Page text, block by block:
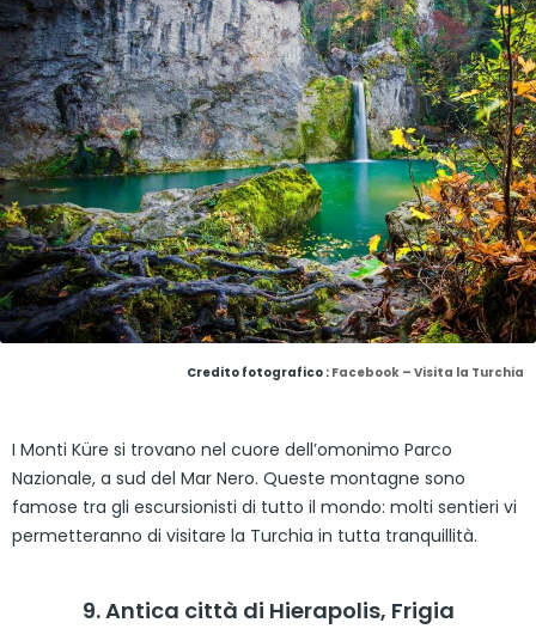
Credito fotografico : Facebook – Visita la Turchia
I Monti Küre si trovano nel cuore dell’omonimo Parco
Nazionale, a sud del Mar Nero. Queste montagne sono
famose tra gli escursionisti di tutto il mondo: molti sentieri vi
permetteranno di visitare la Turchia in tutta tranquillità.
9. Antica città di Hierapolis, Frigia